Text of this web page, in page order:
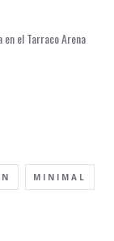
el Tarraco Arena
MINIMAL